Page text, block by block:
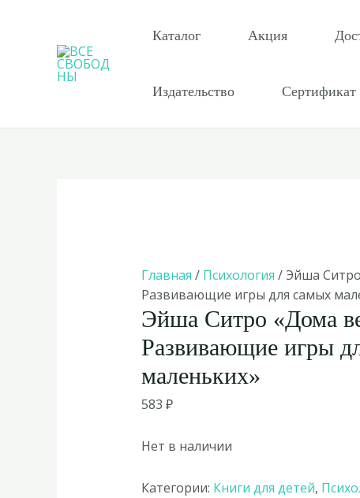
содержимому
Каталог Акция
Издательство Сертификат
Главная / Психология / Эйша
Развивающие игры для самых
Эйша Ситро «Дома
Развивающие игры
маленьких»
583 ₽
Нет в наличии
Категории: Книги для детей,